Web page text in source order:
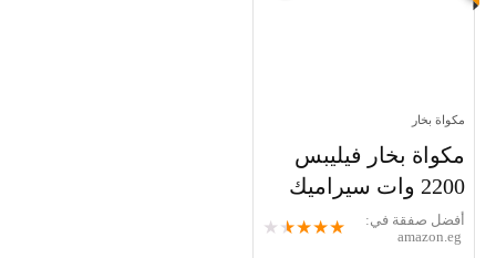
مكواة بخار
مكواة بخار فيليبس
2200 وات سيراميك
★
★
★
★
★
أفضل صفقة في:
amazon.eg